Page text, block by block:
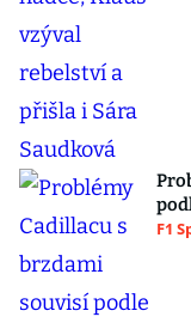
F1